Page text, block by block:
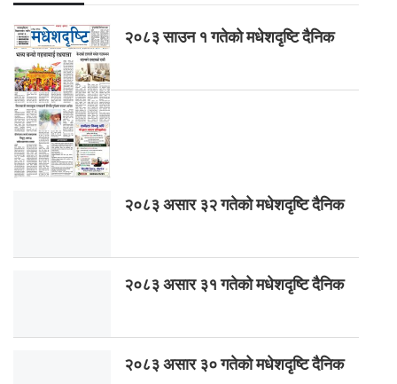
२०८३ साउन १ गतेकाे मधेशदृष्टि दैनिक
२०८३ असार ३२ गतेको मधेशदृष्टि दैनिक
२०८३ असार ३१ गतेको मधेशदृष्टि दैनिक
२०८३ असार ३० गतेको मधेशदृष्टि दैनिक